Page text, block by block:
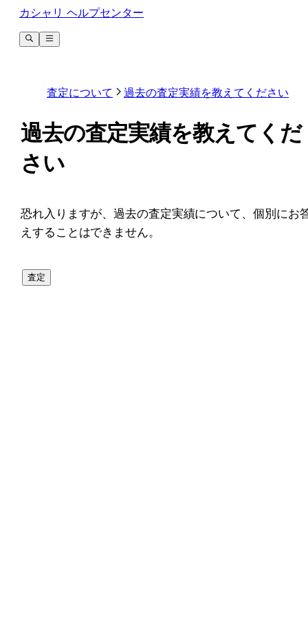
カシャリ ヘルプセンター
査定について 過去の査定実績を教えてください
過去の査定実績を教えてくだ
さい
恐れ入りますが、過去の査定実績について、個別にお
えすることはできません。
査定